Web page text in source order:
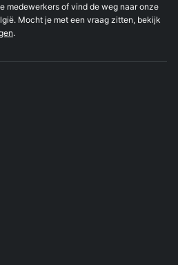
medewerkers of vind de weg naar onze
Mocht je met een vraag zitten, bekijk
.